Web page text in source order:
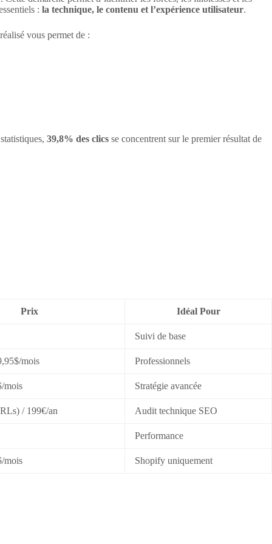
: la technique, le contenu et l’expérience utilisateur.
vous permet de :
39,8% des clics se concentrent sur le premier résultat de
Prix Idéal Pour
Suivi de base
mois Professionnels
mois Stratégie avancée
/ 199€/an Audit technique SEO
Performance
mois
Shopify uniquement